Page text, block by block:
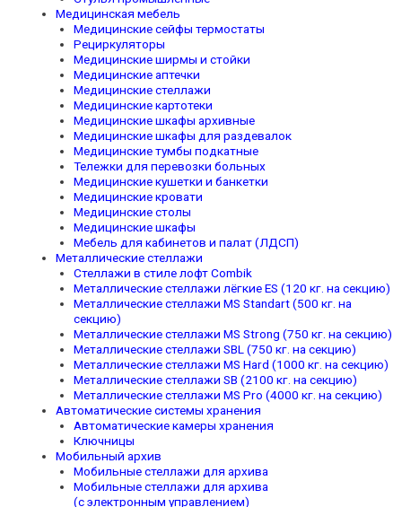
Медицинская мебель
Медицинские сейфы термостаты
Рециркуляторы
Медицинские ширмы и стойки
Медицинские аптечки
Медицинские стеллажи
Медицинские картотеки
Медицинские шкафы архивные
Медицинские шкафы для раздевалок
Медицинские тумбы подкатные
Тележки для перевозки больных
Медицинские кушетки и банкетки
Медицинские кровати
Медицинские столы
Медицинские шкафы
Мебель для кабинетов и палат (ЛДСП)
Металлические стеллажи
Стеллажи в стиле лофт Combik
Металлические стеллажи лёгкие ES (120 кг. на секцию)
Металлические стеллажи MS Standart (500 кг. на
секцию)
Металлические стеллажи MS Strong (750 кг. на секцию)
Металлические стеллажи SBL (750 кг. на секцию)
Металлические стеллажи MS Hard (1000 кг. на секцию)
Металлические стеллажи SB (2100 кг. на секцию)
Металлические стеллажи MS Pro (4000 кг. на секцию)
Автоматические системы хранения
Автоматические камеры хранения
Ключницы
Мобильный архив
Мобильные стеллажи для архива
Мобильные стеллажи для архива
(с электронным управлением)